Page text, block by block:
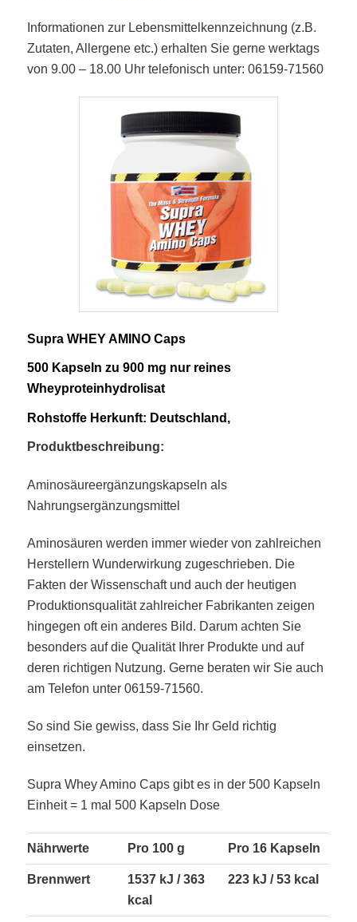
Informationen zur Lebensmittelkennzeichnung (z.B.
Zutaten, Allergene etc.) erhalten Sie gerne werktags
von 9.00 – 18.00 Uhr telefonisch unter: 06159-71560
Supra WHEY AMINO Caps
500 Kapseln zu 900 mg nur reines
Wheyproteinhydrolisat
Rohstoffe Herkunft: Deutschland,
Produktbeschreibung:
Aminosäureergänzungskapseln als
Nahrungsergänzungsmittel
Aminosäuren werden immer wieder von zahlreichen
Herstellern Wunderwirkung zugeschrieben. Die
Fakten der Wissenschaft und auch der heutigen
Produktionsqualität zahlreicher Fabrikanten zeigen
hingegen oft ein anderes Bild. Darum achten Sie
besonders auf die Qualität Ihrer Produkte und auf
deren richtigen Nutzung. Gerne beraten wir Sie auch
am Telefon unter 06159-71560.
So sind Sie gewiss, dass Sie Ihr Geld richtig
einsetzen.
Supra Whey Amino Caps gibt es in der 500 Kapseln
Einheit = 1 mal 500 Kapseln Dose
Nährwerte Pro 100 g Pro 16 Kapseln
Brennwert
1537 kJ / 363
kcal
223 kJ / 53 kcal